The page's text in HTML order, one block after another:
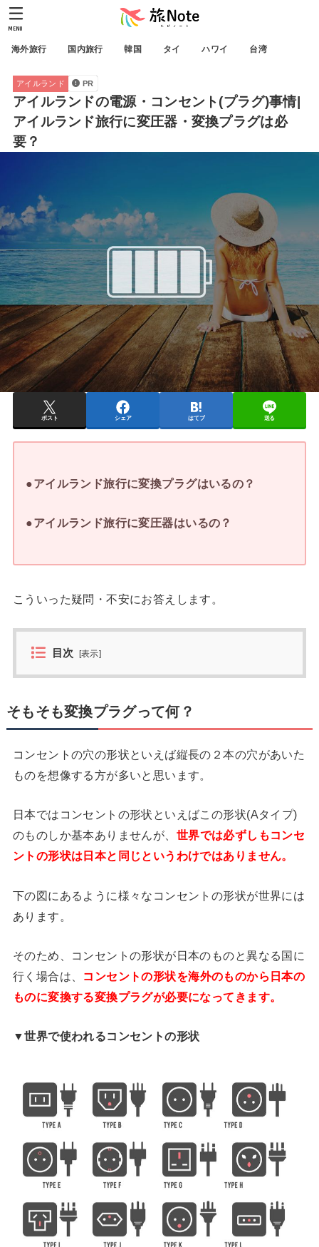
海外旅行 国内旅行 韓国 タイ ハワイ 台湾
MENU
アイルランド PR
アイルランドの電源・コンセント(プラグ)事情|
アイルランド旅行に変圧器・変換プラグは必
要？
ポスト シェア はてブ 送る
●アイルランド旅行に変換プラグはいるの？
●アイルランド旅行に変圧器はいるの？
こういった疑問・不安にお答えします。
目次 [表示]
そもそも変換プラグって何？
コンセントの穴の形状といえば縦長の２本の穴があいた
ものを想像する方が多いと思います。
日本ではコンセントの形状といえばこの形状(Aタイプ)
のものしか基本ありませんが、 世界では必ずしもコンセ
ントの形状は日本と同じというわけではありません。
下の図にあるように様々なコンセントの形状が世界には
あります。
そのため、コンセントの形状が日本のものと異なる国に
行く場合は、 コンセントの形状を海外のものから日本の
ものに変換する変換プラグが必要になってきます。
▼世界で使われるコンセントの形状